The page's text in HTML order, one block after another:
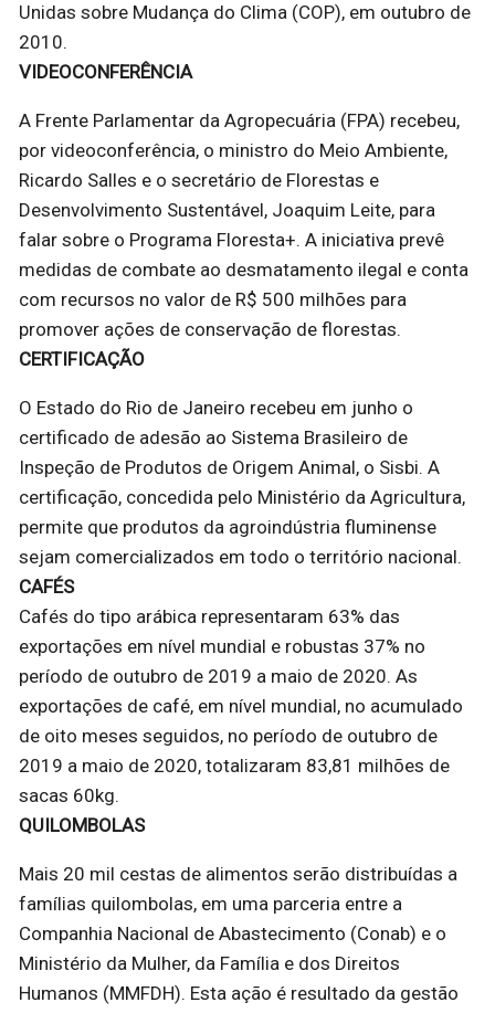
Unidas sobre Mudança do Clima (COP), em outubro de
2010.
VIDEOCONFERÊNCIA
A Frente Parlamentar da Agropecuária (FPA) recebeu,
por videoconferência, o ministro do Meio Ambiente,
Ricardo Salles e o secretário de Florestas e
Desenvolvimento Sustentável, Joaquim Leite, para
falar sobre o Programa Floresta+. A iniciativa prevê
medidas de combate ao desmatamento ilegal e conta
com recursos no valor de R$ 500 milhões para
promover ações de conservação de florestas.
CERTIFICAÇÃO
O Estado do Rio de Janeiro recebeu em junho o
certificado de adesão ao Sistema Brasileiro de
Inspeção de Produtos de Origem Animal, o Sisbi. A
certificação, concedida pelo Ministério da Agricultura,
permite que produtos da agroindústria fluminense
sejam comercializados em todo o território nacional.
CAFÉS
Cafés do tipo arábica representaram 63% das
exportações em nível mundial e robustas 37% no
período de outubro de 2019 a maio de 2020. As
exportações de café, em nível mundial, no acumulado
de oito meses seguidos, no período de outubro de
2019 a maio de 2020, totalizaram 83,81 milhões de
sacas 60kg.
QUILOMBOLAS
Mais 20 mil cestas de alimentos serão distribuídas a
famílias quilombolas, em uma parceria entre a
Companhia Nacional de Abastecimento (Conab) e o
Ministério da Mulher, da Família e dos Direitos
Humanos (MMFDH). Esta ação é resultado da gestão